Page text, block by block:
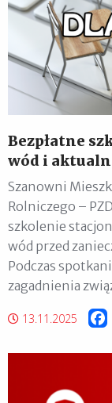
Bezpłatne
wód i
Szanowni
Rolniczego –
szkolenie
wód przed
Podczas
zagadnienia
13.11.2025